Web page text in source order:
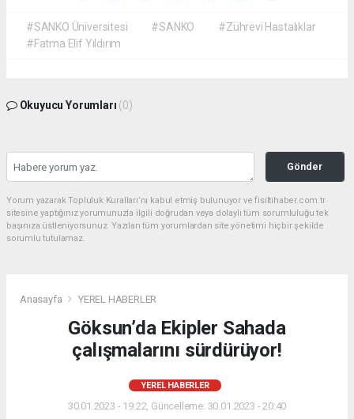
#SANKO Üniversitesi #SANKO
#Zührevi Hastalıklar
#Fatma Elif Yıldırım
Okuyucu Yorumları (0)
Gönder
Yorum yazarak Topluluk Kuralları’nı kabul etmiş bulunuyor ve fisiltihaber.com.tr
sitesine yaptığınız yorumunuzla ilgili doğrudan veya dolaylı tüm sorumluluğu tek
başınıza üstleniyorsunuz. Yazılan tüm yorumlardan site yönetimi hiçbir şekilde
sorumlu tutulamaz.
Anasayfa YEREL HABERLER
Göksun’da Ekipler Sahada
çalışmalarını sürdürüyor!
YEREL HABERLER
30.01.2023 - 19:22, Güncelleme: 30.01.2023 - 20:40